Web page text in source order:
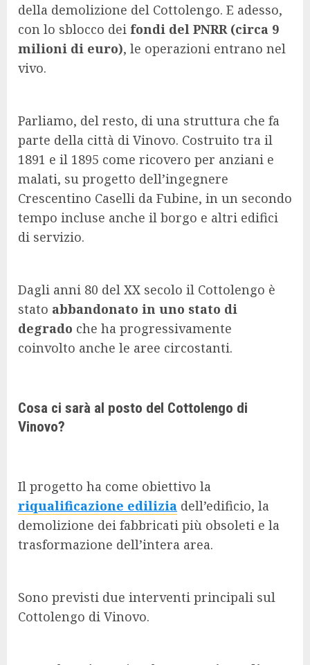
della demolizione del Cottolengo. E adesso,
con lo sblocco dei fondi del PNRR (circa 9
milioni di euro), le operazioni entrano nel
vivo.
Parliamo, del resto, di una struttura che fa
parte della città di Vinovo. Costruito tra il
1891 e il 1895 come ricovero per anziani e
malati, su progetto dell’ingegnere
Crescentino Caselli da Fubine, in un secondo
tempo incluse anche il borgo e altri edifici
di servizio.
Dagli anni 80 del XX secolo il Cottolengo è
stato abbandonato in uno stato di
degrado che ha progressivamente
coinvolto anche le aree circostanti.
Cosa ci sarà al posto del Cottolengo di
Vinovo?
Il progetto ha come obiettivo la
riqualificazione edilizia dell’edificio, la
demolizione dei fabbricati più obsoleti e la
trasformazione dell’intera area.
Sono previsti due interventi principali sul
Cottolengo di Vinovo.